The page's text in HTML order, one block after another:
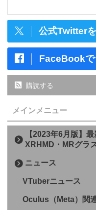
公式Twitter
FaceBookで
購読する
メインメニュー
【2023年6月版】
XRHMD・MRグラ
ニュース
VTuberニュース
Oculus（Meta）関